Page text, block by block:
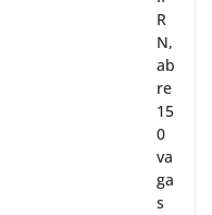
R
N,
ab
re
15
0
va
ga
s